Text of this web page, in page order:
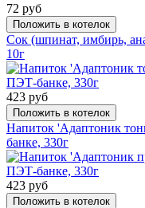
72 руб
Положить в котелок
Сок (шпинат, имбирь,
10г
423 руб
Положить в котелок
Напиток 'Адаптоник
банке, 330г
423 руб
Положить в котелок